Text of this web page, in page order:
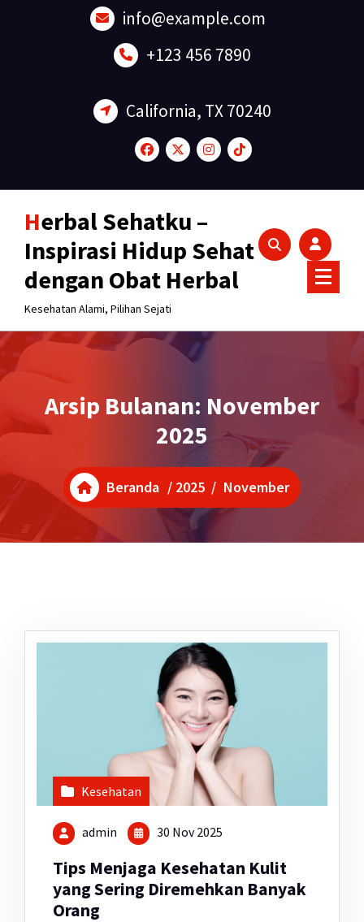
info@example.com
+123 456 7890
California, TX 70240
Herbal Sehatku –
Inspirasi Hidup Sehat
dengan Obat Herbal
Kesehatan Alami, Pilihan Sejati
Arsip Bulanan: November
2025
Beranda / 2025/ November
Kesehatan
admin 30 Nov 2025
Tips Menjaga Kesehatan Kulit
yang Sering Diremehkan Banyak
Orang